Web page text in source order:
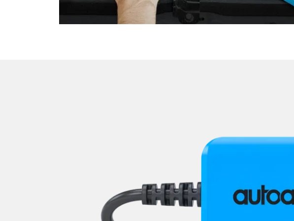
Niveauregulierung
Oben-, Hinten-, Seitenkamera (TRSVC)
Sitzelektronik Beifahrer
Sitzheizung
Sitzpositionsspeicher Fahrer